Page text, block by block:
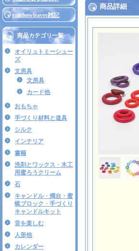
rainbowleaves雑記
商品カテゴリ一覧
オイリュトミーシュー
ズ
文房具
文房具
カード他
おもちゃ
手づくり材料と道具
シルク
インテリア
書籍
洗剤とワックス・木工
用蜜ろうクリーム
石
キャンドル・燭台・蜜
蝋ブロック・手づくり
キャンドルキット
音を楽しむ
人形他
カレンダー
商品詳細